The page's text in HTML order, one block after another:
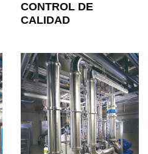
CONTROL DE
CALIDAD